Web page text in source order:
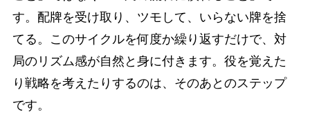
す。配牌を受け取り、ツモして、いらない牌を捨
てる。このサイクルを何度か繰り返すだけで、対
局のリズム感が自然と身に付きます。役を覚えた
り戦略を考えたりするのは、そのあとのステップ
です。